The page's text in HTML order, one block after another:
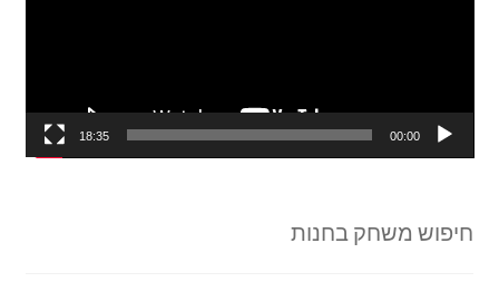
00:00
18:35
חיפוש משחק בחנות